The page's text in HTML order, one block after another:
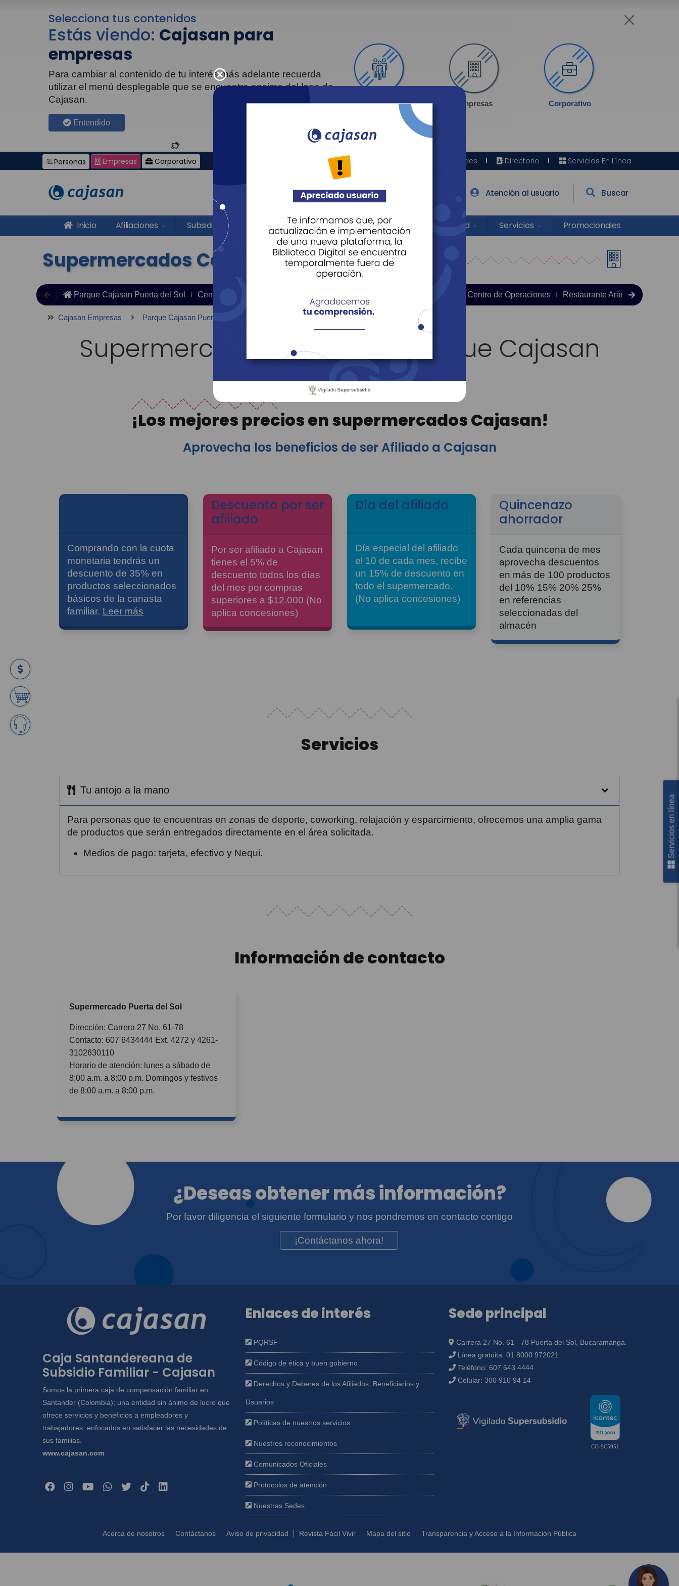
Selecciona tus contenidos
Estás viendo: Cajasan para
empresas
Para cambiar al contenido de tu interés más adelante recuerda
utilizar el menú desplegable que se encuentra encima del logo de
Cajasan.
Entendido
Personas Empresas Corporativo
Personas Empresas Corporativo Sedes Directorio Servicios En Línea
Agéndate Atención al usuario Buscar
Inicio Afiliaciones Subsidios Recreación Educación Cultura Salud Servicios Promocionales
Supermercados Cajasan
Parque Cajasan Puerta del Sol Centro Empresarial Centro de Operaciones Restaurante Arándano
Cajasan Empresas Parque Cajasan Puerta del Sol Supermercados Cajasan
Supermercados Cajasan - Parque Cajasan
¡Los mejores precios en supermercados Cajasan!
Aprovecha los beneficios de ser Afiliado a Cajasan
Comprando con la cuota
monetaria tendrás un
descuento de 35% en
productos seleccionados
básicos de la canasta
familiar. Leer más
Descuento por ser
afiliado
Por ser afiliado a Cajasan
tienes el 5% de
descuento todos los días
del mes por compras
superiores a $12.000 (No
aplica concesiones)
Día del afiliado
Día especial del afiliado
el 10 de cada mes, recibe
un 15% de descuento en
todo el supermercado.
(No aplica concesiones)
Quincenazo
ahorrador
Cada quincena de mes
aprovecha descuentos
en más de 100 productos
del 10% 15% 20% 25%
en referencias
seleccionadas del
almacén
Servicios
Tu antojo a la mano
Para personas que te encuentras en zonas de deporte, coworking, relajación y esparcimiento, ofrecemos una amplia gama
de productos que serán entregados directamente en el área solicitada.
Medios de pago: tarjeta, efectivo y Nequi.
Información de contacto
Supermercado Puerta del Sol
Dirección: Carrera 27 No. 61-78
Contacto: 607 6434444 Ext. 4272 y 4261-
3102630110
Horario de atención: lunes a sábado de
8:00 a.m. a 8:00 p.m. Domingos y festivos
de 8:00 a.m. a 8:00 p.m.
¿Deseas obtener más información?
Por favor diligencia el siguiente formulario y nos pondremos en contacto contigo
¡Contáctanos ahora!
Caja Santandereana de
Subsidio Familiar - Cajasan
Somos la primera caja de compensación familiar en
Santander (Colombia); una entidad sin ánimo de lucro que
ofrece servicios y beneficios a empleadores y
trabajadores, enfocados en satisfacer las necesidades de
sus familias.
www.cajasan.com
Enlaces de interés
PQRSF
Código de ética y buen gobierno
Derechos y Deberes de los Afiliados, Beneficiarios y
Usuarios
Políticas de nuestros servicios
Nuestros reconocimientos
Comunicados Oficiales
Protocolos de atención
Nuestras Sedes
Sede principal
Carrera 27 No. 61 - 78 Puerta del Sol, Bucaramanga.
Línea gratuita: 01 8000 972021
Teléfono: 607 643 4444
Celular: 300 910 94 14
CO-SC5951
Acerca de nosotros Contáctanos Aviso de privacidad Revista Fácil Vivir Mapa del sitio Transparencia y Acceso a la Información Pública
Servicios en línea